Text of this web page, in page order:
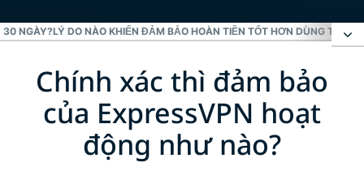
30 NGÀY?LÝ DO NÀO KHIẾN ĐẢM BẢO HOÀN TIỀN TỐT HƠN DÙNG THỬ
Chính xác thì đảm bảo của ExpressVPN hoạt động
như nào?
1 tháng hay 30 ngày?
Chính xác thì đảm bảo
của ExpressVPN hoạt
động như nào?